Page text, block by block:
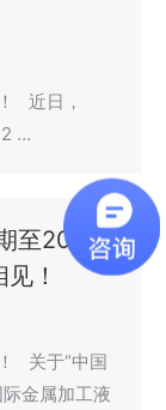
近日，
…
至2023
！
关于“中国
金属加工液